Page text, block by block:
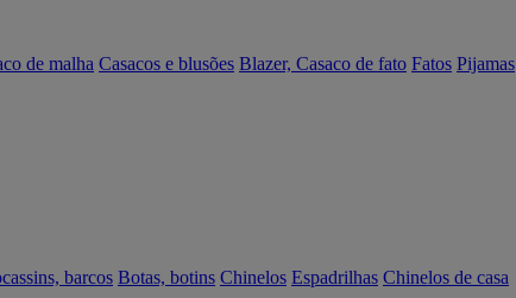
de malha Casacos e blusões Blazer, Casaco de fato Fatos Pijamas
barcos Botas, botins Chinelos Espadrilhas Chinelos de casa